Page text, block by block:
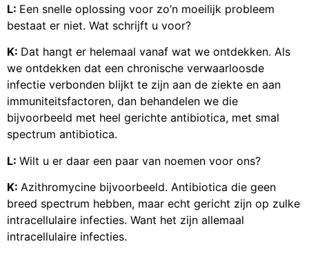
L: Een snelle oplossing voor zo’n moeilijk probleem
bestaat er niet. Wat schrijft u voor?
K: Dat hangt er helemaal vanaf wat we ontdekken. Als
we ontdekken dat een chronische verwaarloosde
infectie verbonden blijkt te zijn aan de ziekte en aan
immuniteitsfactoren, dan behandelen we die
bijvoorbeeld met heel gerichte antibiotica, met smal
spectrum antibiotica.
L: Wilt u er daar een paar van noemen voor ons?
K: Azithromycine bijvoorbeeld. Antibiotica die geen
breed spectrum hebben, maar echt gericht zijn op zulke
intracellulaire infecties. Want het zijn allemaal
intracellulaire infecties.